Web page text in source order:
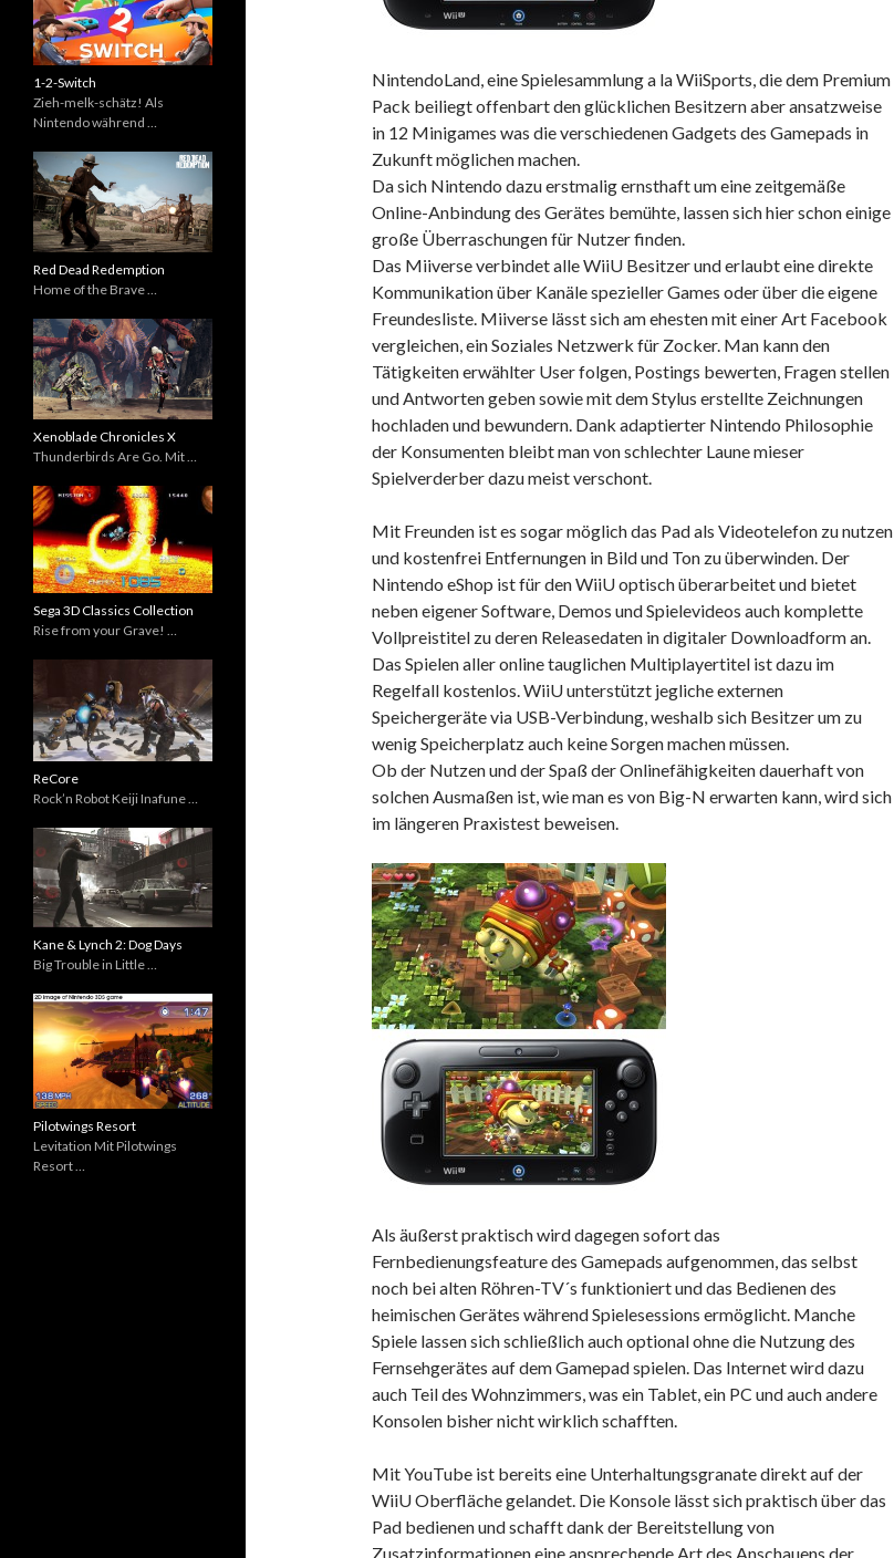
NintendoLand, eine Spielesammlung a la WiiSports, die dem Premium
Pack beiliegt offenbart den glücklichen Besitzern aber ansatzweise
in 12 Minigames was die verschiedenen Gadgets des Gamepads in
Zukunft möglichen machen.
Da sich Nintendo dazu erstmalig ernsthaft um eine zeitgemäße
Online-Anbindung des Gerätes bemühte, lassen sich hier schon einige
große Überraschungen für Nutzer finden.
Das Miiverse verbindet alle WiiU Besitzer und erlaubt eine direkte
Kommunikation über Kanäle spezieller Games oder über die eigene
Freundesliste. Miiverse lässt sich am ehesten mit einer Art Facebook
vergleichen, ein Soziales Netzwerk für Zocker. Man kann den
Tätigkeiten erwählter User folgen, Postings bewerten, Fragen stellen
und Antworten geben sowie mit dem Stylus erstellte Zeichnungen
hochladen und bewundern. Dank adaptierter Nintendo Philosophie
der Konsumenten bleibt man von schlechter Laune mieser
Spielverderber dazu meist verschont.
Mit Freunden ist es sogar möglich das Pad als Videotelefon zu nutzen
und kostenfrei Entfernungen in Bild und Ton zu überwinden. Der
Nintendo eShop ist für den WiiU optisch überarbeitet und bietet
neben eigener Software, Demos und Spielevideos auch komplette
Vollpreistitel zu deren Releasedaten in digitaler Downloadform an.
Das Spielen aller online tauglichen Multiplayertitel ist dazu im
Regelfall kostenlos. WiiU unterstützt jegliche externen
Speichergeräte via USB-Verbindung, weshalb sich Besitzer um zu
wenig Speicherplatz auch keine Sorgen machen müssen.
Ob der Nutzen und der Spaß der Onlinefähigkeiten dauerhaft von
solchen Ausmaßen ist, wie man es von Big-N erwarten kann, wird sich
im längeren Praxistest beweisen.
Als äußerst praktisch wird dagegen sofort das
Fernbedienungsfeature des Gamepads aufgenommen, das selbst
noch bei alten Röhren-TV´s funktioniert und das Bedienen des
heimischen Gerätes während Spielesessions ermöglicht. Manche
Spiele lassen sich schließlich auch optional ohne die Nutzung des
Fernsehgerätes auf dem Gamepad spielen. Das Internet wird dazu
auch Teil des Wohnzimmers, was ein Tablet, ein PC und auch andere
Konsolen bisher nicht wirklich schafften.
Mit YouTube ist bereits eine Unterhaltungsgranate direkt auf der
WiiU Oberfläche gelandet. Die Konsole lässt sich praktisch über das
Pad bedienen und schafft dank der Bereitstellung von
Zusatzinformationen eine ansprechende Art des Anschauens der
1-2-Switch
Zieh-melk-schätz! Als
Nintendo während …
Red Dead Redemption
Home of the Brave …
Xenoblade Chronicles X
Thunderbirds Are Go. Mit …
Sega 3D Classics Collection
Rise from your Grave! …
ReCore
Rock’n Robot Keiji Inafune …
Kane & Lynch 2: Dog Days
Big Trouble in Little …
Pilotwings Resort
Levitation Mit Pilotwings
Resort …